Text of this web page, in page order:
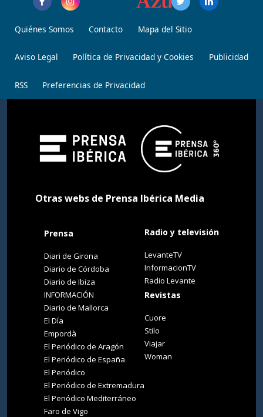
Quiénes Somos Contacto Mapa del Sitio
Aviso Legal Política de Privacidad y Cookies Publicidad
RSS Preferencias de Privacidad
Otras webs de Prensa Ibérica Media
Prensa
Diari de Girona
Diario de Córdoba
Diario de Ibiza
INFORMACIÓN
Diario de Mallorca
El Día
Empordà
El Periódico de Aragón
El Periódico de España
El Periódico
El Periódico de Extremadura
El Periódico Mediterráneo
Faro de Vigo
Radio y televisión
LevanteTV
InformacionTV
Radio Levante
Revistas
Cuore
Stilo
Viajar
Woman